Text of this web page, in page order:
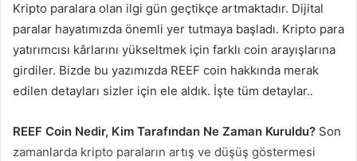
Kripto paralara olan ilgi gün geçtikçe artmaktadır. Dijital
paralar hayatımızda önemli yer tutmaya başladı. Kripto para
yatırımcısı kârlarını yükseltmek için farklı coin arayışlarına
girdiler. Bizde bu yazımızda REEF coin hakkında merak
edilen detayları sizler için ele aldık. İşte tüm detaylar..
REEF Coin Nedir, Kim Tarafından Ne Zaman Kuruldu? Son
zamanlarda kripto paraların artış ve düşüş göstermesi